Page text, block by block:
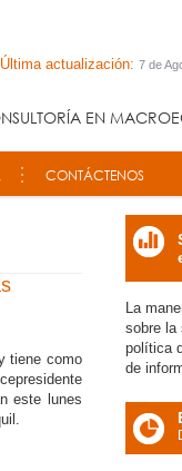
Última actualización: 7 de
EN
CONTÁCTENOS
tiene como
este lunes
La
sobre la
política
de
icon